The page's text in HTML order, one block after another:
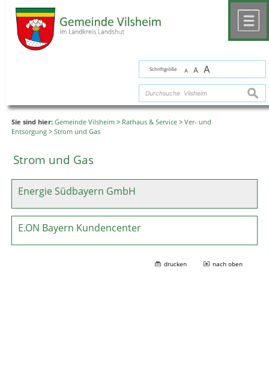
Schriftgröße A A A
Sie sind hier: Gemeinde Vilsheim > Rathaus & Service > Ver- und
Entsorgung > Strom und Gas
Strom und Gas
Energie Südbayern GmbH
E.ON Bayern Kundencenter
drucken nach oben